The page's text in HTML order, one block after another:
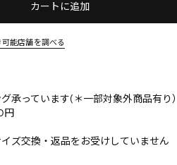
カートに追加
能店舗を調べる
承っています(＊一部対象外商品有り）
円
ズ交換・返品をお受けしていません